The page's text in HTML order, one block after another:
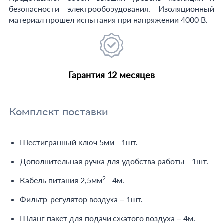
безопасности электрооборудования. Изоляционный
материал прошел испытания при напряжении 4000 В.
Гарантия 12 месяцев
Комплект поставки
Шестигранный ключ 5мм - 1шт.
Дополнительная ручка для удобства работы - 1шт.
Кабель питания 2,5мм2- 4м.
Фильтр-регулятор воздуха – 1шт.
Шланг пакет для подачи сжатого воздуха – 4м.